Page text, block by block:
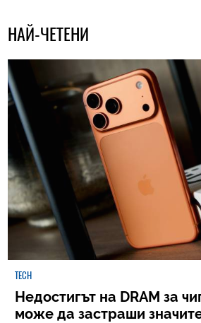
НАЙ-ЧЕТЕНИ
TECH
Недостигът на DRAM за
може да застраши